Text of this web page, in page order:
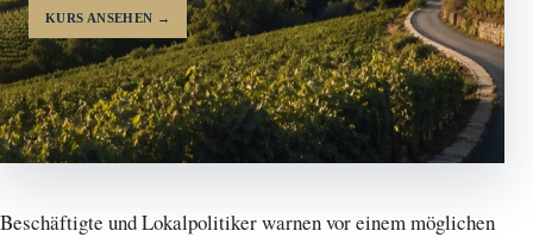
KURS ANSEHEN →
Beschäftigte und Lokalpolitiker warnen vor einem möglichen